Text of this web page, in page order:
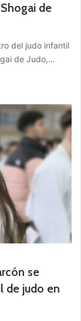
de
del judo infantil
de Judo,…
se
de judo en